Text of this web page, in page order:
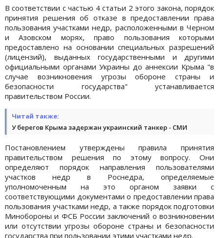
В соответствии с частью 4 статьи 2 этого закона, порядок
принятия решения об отказе в предоставлении права
пользования участками недр, расположенными в Черном
и Азовском морях, право пользования которыми
предоставлено на основании специальных разрешений
(лицензий), выданных государственными и другими
официальными органами Украины до аннексии Крыма "в
случае возникновения угрозы обороне страны и
безопасности государства" устанавливается
правительством России.
Читай также:
У берегов Крыма задержан украинский танкер - СМИ
Постановлением утверждены правила принятия
правительством решения по этому вопросу. Они
определяют порядок направления пользователями
участков недр в Роснедра, определяемые
уполномоченным на это органом заявки с
соответствующими документами о предоставлении права
пользования участками недр, а также порядок подготовки
Минобороны и ФСБ России заключений о возникновении
или отсутствии угрозы обороне страны и безопасности
государства при пользовании этими участками недр.